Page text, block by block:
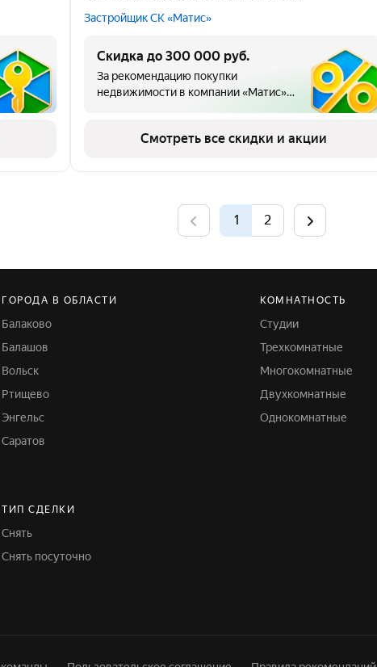
Застройщик СК «Матис»
Скидка до 300 000 руб.
За рекомендацию покупки
недвижимости в компании «Матис»
а также молодоженам в течение
руб.: 1-комнатные квартиры —
100000 руб., 2-комнатные квартиры
— 200000 руб., 3-комнатные
Смотреть все скидки и акции
1 2
ГОРОДА В ОБЛАСТИ
Балаково
Балашов
Вольск
Ртищево
Энгельс
Саратов
КОМНАТНОСТЬ
Студии
Трехкомнатные
Многокомнатные
Двухкомнатные
Однокомнатные
ТИП СДЕЛКИ
Снять
Снять посуточно